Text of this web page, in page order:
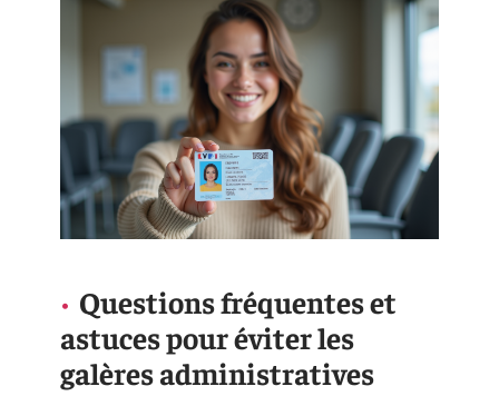
Questions fréquentes et
astuces pour éviter les
galères administratives